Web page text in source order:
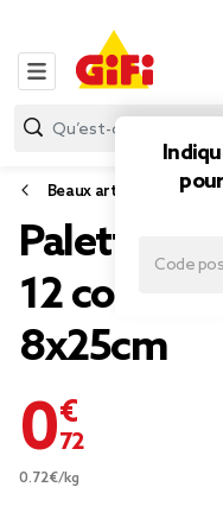
Beaux arts
Palette de
12
8x25cm
0,72 €
0.72€/kg